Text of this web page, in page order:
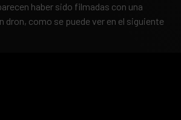
haber sido filmadas con una
dron, como se puede ver en el siguiente